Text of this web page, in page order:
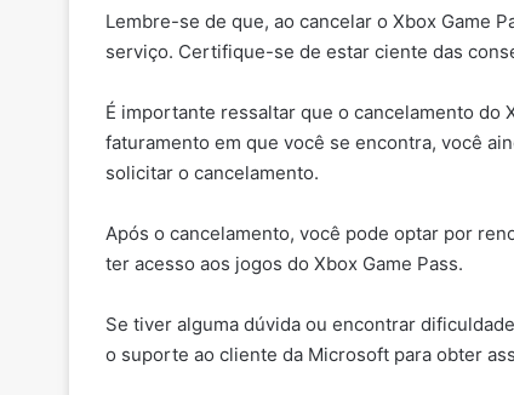
Lembre-se de que, ao cancelar o Xbox Game
serviço. Certifique-se de estar ciente das
É importante ressaltar que o cancelamento do
faturamento em que você se encontra, você
solicitar o cancelamento.
Após o cancelamento, você pode optar por
ter acesso aos jogos do Xbox Game Pass.
Se tiver alguma dúvida ou encontrar
o suporte ao cliente da Microsoft para obter